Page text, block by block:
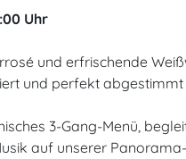
Uhr
und erfrischende
und perfekt
3-Gang-Menü,
auf unserer